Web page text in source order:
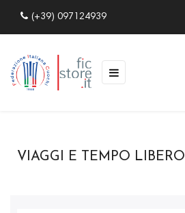
(+39) 097124939
navigazione
Toggle
☰
VIAGGI E TEMPO LIBERO